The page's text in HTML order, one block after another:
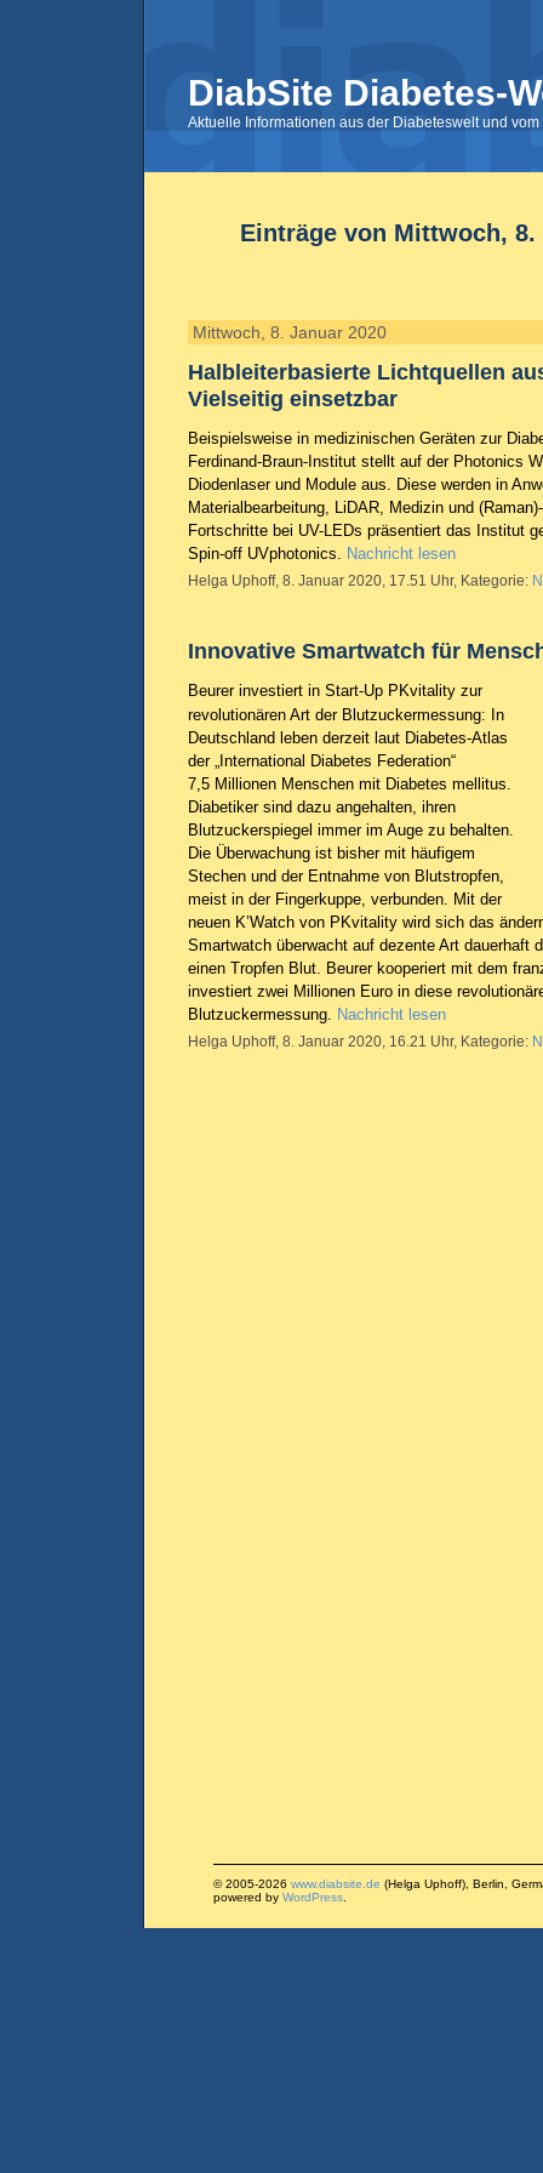
DiabSite Diabetes-
Aktuelle Informationen aus der Diabeteswelt und
Einträge von Mittwoch, 8.
Mittwoch, 8. Januar 2020
Halbleiterbasierte Lichtquellen
Vielseitig einsetzbar
Beispielsweise in medizinischen Geräten zur
Ferdinand-Braun-Institut stellt auf der Photonics
Diodenlaser und Module aus. Diese werden in
Materialbearbeitung, LiDAR, Medizin und
Fortschritte bei UV-LEDs präsentiert das Institut
Spin-off UVphotonics. Nachricht lesen
Helga Uphoff, 8. Januar 2020, 17.51 Uhr, Kategorie:
Innovative Smartwatch für
Beurer investiert in Start-Up PKvitality zur
revolutionären Art der Blutzuckermessung: In
Deutschland leben derzeit laut Diabetes-Atlas
der „International Diabetes Federation“
7,5 Millionen Menschen mit Diabetes mellitus.
Diabetiker sind dazu angehalten, ihren
Blutzuckerspiegel immer im Auge zu behalten.
Die Überwachung ist bisher mit häufigem
Stechen und der Entnahme von Blutstropfen,
meist in der Fingerkuppe, verbunden. Mit der
neuen K’Watch von PKvitality wird sich das
Smartwatch überwacht auf dezente Art dauerhaft
einen Tropfen Blut. Beurer kooperiert mit dem
investiert zwei Millionen Euro in diese
Blutzuckermessung. Nachricht lesen
Helga Uphoff, 8. Januar 2020, 16.21 Uhr, Kategorie:
© 2005-2026 www.diabsite.de (Helga Uphoff), Berlin,
powered by WordPress.